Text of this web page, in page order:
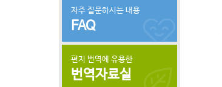
자주 질문하시는 내용
FAQ
편지 번역에 유용한
번역자료실